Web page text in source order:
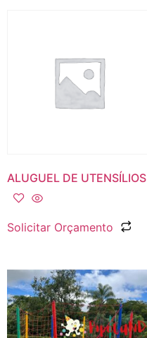
ALUGUEL DE UTENSÍLIOS
Solicitar Orçamento